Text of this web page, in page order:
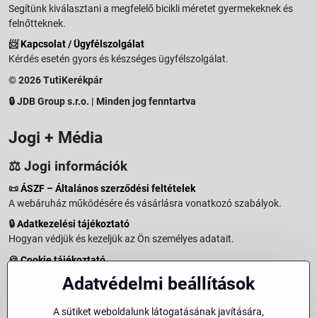
Segítünk kiválasztani a megfelelő bicikli méretet gyermekeknek és
felnőtteknek.
📨Kapcsolat / Ügyfélszolgálat
Kérdés esetén gyors és készséges ügyfélszolgálat.
© 2026 TutiKerékpár
🔒 JDB Group s.r.o. | Minden jog fenntartva
Jogi + Média
⚖️ Jogi információk
📜ÁSZF – Általános szerződési feltételek
A webáruház működésére és vásárlásra vonatkozó szabályok.
🔒Adatkezelési tájékoztató
Hogyan védjük és kezeljük az Ön személyes adatait.
🍪Cookie tájékoztató
A weboldalon használt sütikről és adatkezelésről.
Vásárlástól való elállás menete és feltételei.
Adatvédelmi beállítások
A sütiket weboldalunk látogatásának javítására,